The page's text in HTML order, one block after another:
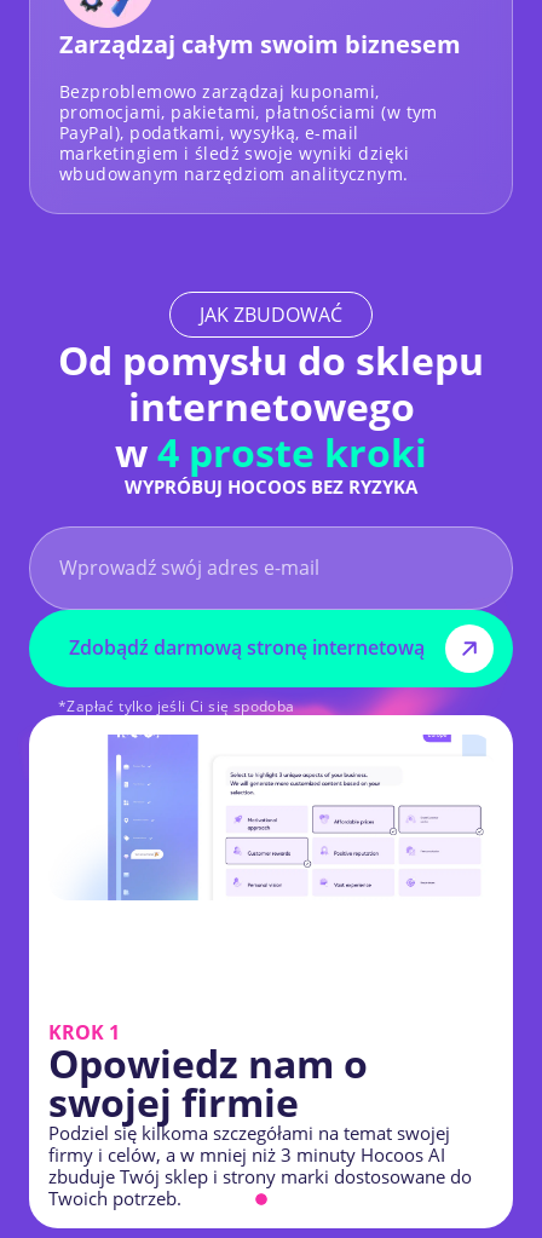
Zarządzaj całym swoim biznesem
Bezproblemowo zarządzaj kuponami,
promocjami, pakietami, płatnościami (w tym
PayPal), podatkami, wysyłką, e-mail
marketingiem i śledź swoje wyniki dzięki
wbudowanym narzędziom analitycznym.
JAK ZBUDOWAĆ
Od pomysłu do sklepu
internetowego
w4 proste kroki
WYPRÓBUJ HOCOOS BEZ RYZYKA
Zdobądź darmową stronę internetową
*Zapłać tylko jeśli Ci się spodoba
KROK 1
Opowiedz nam o
swojej firmie
Podziel się kilkoma szczegółami na temat swojej
firmy i celów, a w mniej niż 3 minuty Hocoos AI
zbuduje Twój sklep i strony marki dostosowane do
Twoich potrzeb.